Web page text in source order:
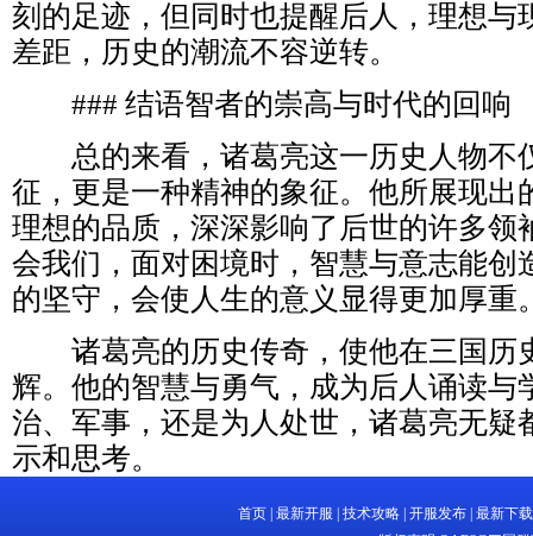
刻的足迹，但同时也提醒后人，理想与
差距，历史的潮流不容逆转。
### 结语智者的崇高与时代的回响
总的来看，诸葛亮这一历史人物不
征，更是一种精神的象征。他所展现出
理想的品质，深深影响了后世的许多领
会我们，面对困境时，智慧与意志能创
的坚守，会使人生的意义显得更加厚重
诸葛亮的历史传奇，使他在三国历
辉。他的智慧与勇气，成为后人诵读与
治、军事，还是为人处世，诸葛亮无疑
示和思考。
首页| 最新开服 技术攻略| 开服发布| 最新下载